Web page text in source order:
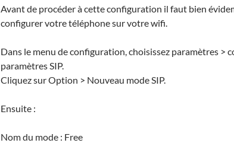
Avant de procéder à cette configuration il faut bien
configurer votre téléphone sur votre wifi.
Dans le menu de configuration, choisissez paramètres >
paramètres SIP.
Cliquez sur Option > Nouveau mode SIP.
Ensuite :
Nom du mode : Free